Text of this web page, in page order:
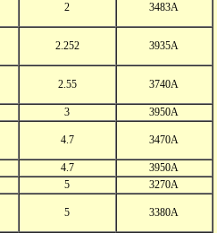
2 3483A
2.252 3935A
2.55 3740A
3 3950A
4.7 3470A
4.7
3950A
5 3270A
5 3380A